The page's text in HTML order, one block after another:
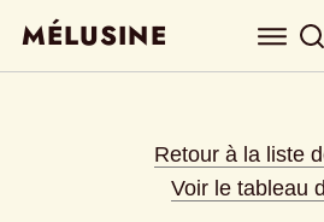
MÉLUSINE
Retour à la liste
Voir le tableau